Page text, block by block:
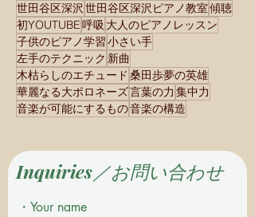
世田谷区深沢 世田谷区深沢ピアノ教室傾聴
初YOUTUBE呼吸 大人のピアノレッスン
子供のピアノ学習小さい手
左手のテクニック 新曲
木枯らしのエチュード 桑田歩夢の英雄
華麗なる大ポロネーズ言葉の力 集中力
音楽が可能にするもの音楽の構造
Inquiries／お問い合わせ
・Your name